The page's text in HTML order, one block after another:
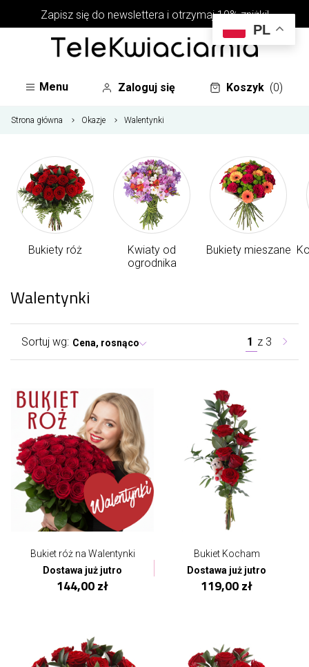
Zapisz się do newslettera i otrzymaj 10% zniżki!
Menu Zaloguj się Koszyk (0)
Strona główna Okazje Walentynki
Bukiety róż
Kwiaty od
ogrodnika
Bukiety mieszane
Walentynki
Sortuj wg: Cena, rosnąco 1 z 3
Bukiet róż na Walentynki
Dostawa już jutro
144,00 zł
Bukiet Kocham
Dostawa już jutro
119,00 zł
PL